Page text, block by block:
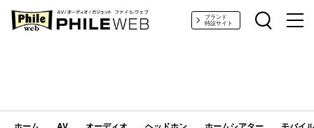
PHILE WEB｜AV/オーディオ/ガジェットブランド
特設サイト